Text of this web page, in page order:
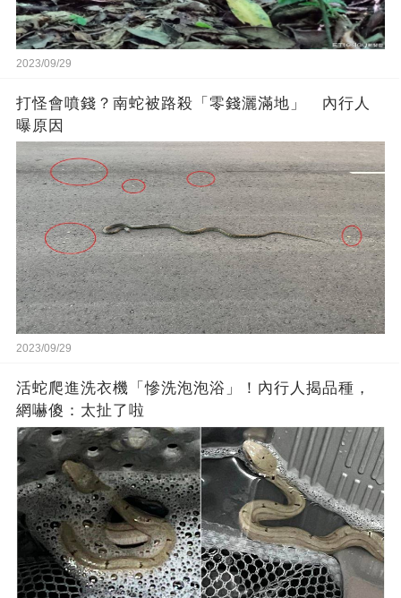
2023/09/29
打怪會噴錢？南蛇被路殺「零錢灑滿地」 內行人
曝原因
2023/09/29
活蛇爬進洗衣機「慘洗泡泡浴」！內行人揭品種，
網嚇傻：太扯了啦